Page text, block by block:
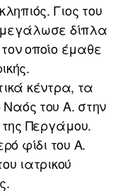
Γιος του
δίπλα
οποίο έμαθε
κέντρα, τα
του Α. στην
της Περγάμου.
φίδι του Α.
ιατρικού